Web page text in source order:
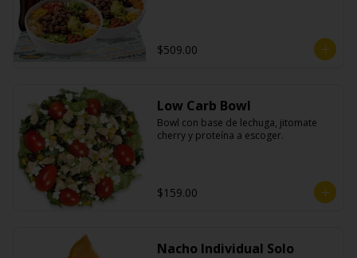
$509.00
Low Carb Bowl
Bowl con base de lechuga, jitomate
cherry y proteína a escoger.
$159.00
Nacho Individual Solo